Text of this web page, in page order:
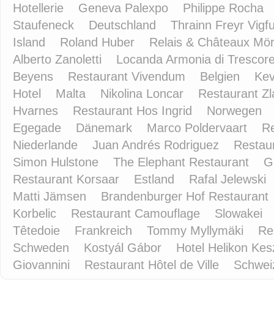
Hotellerie
Geneva Palexpo
Philippe Rocha
Staufeneck
Deutschland
Thrainn Freyr
Island
Roland Huber
Relais & Châteaux
Alberto Zanoletti
Locanda Armonia di
Beyens
Restaurant Vivendum Belgien
Hotel
Malta Nikolina Loncar
Restaurant
Hvarnes
Restaurant Hos Ingrid
Norwegen
Egegade
Dänemark Marco Poldervaart
Niederlande
Juan Andrés Rodriguez
Simon Hulstone
The Elephant Restaurant
Restaurant Korsaar
Estland
Rafal Jelewski
Matti Jämsen
Brandenburger Hof Restaurant
Korbelic
Restaurant Camouflage
Slowakei
Têtedoie
Frankreich Tommy Myllymäki
Schweden
Kostyál Gábor
Hotel Helikon
Giovannini
Restaurant Hôtel de Ville